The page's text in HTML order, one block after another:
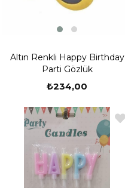
Altın Renkli Happy Birthday
Parti Gözlük
₺234,00